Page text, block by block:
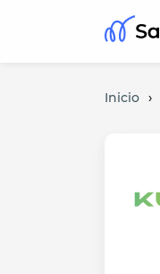
Inicio ›